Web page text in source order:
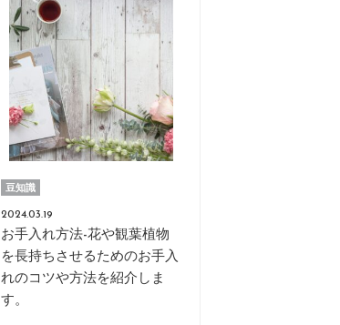
豆知識
2024.03.19
お手入れ方法-花や観葉植物
を長持ちさせるためのお手入
れのコツや方法を紹介しま
す。